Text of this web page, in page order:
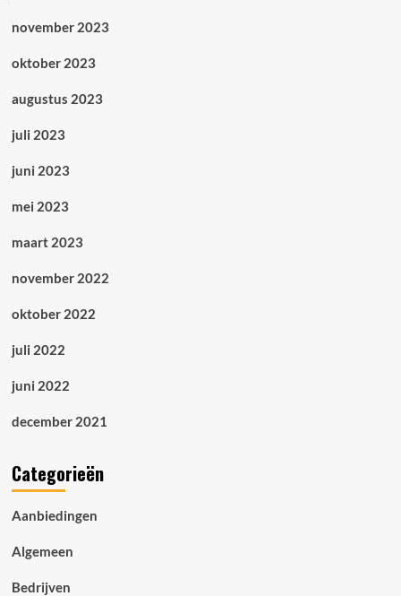
november 2023
oktober 2023
augustus 2023
juli 2023
juni 2023
mei 2023
maart 2023
november 2022
oktober 2022
juli 2022
juni 2022
december 2021
Categorieën
Aanbiedingen
Algemeen
Bedrijven